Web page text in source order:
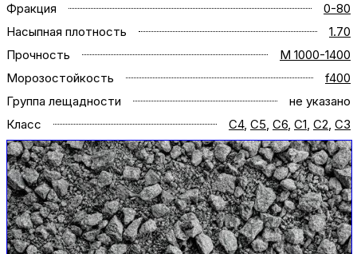
Фракция
0-80
Насыпная плотность
1.70
Прочность
M 1000-1400
Морозостойкость
f400
Группа лещадности
не указано
Класс
C4, C5, C6, С1, C2, C3